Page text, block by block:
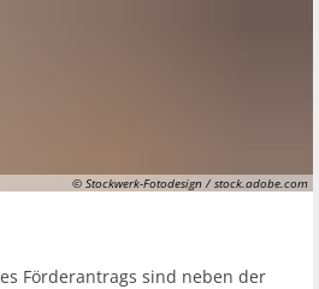
© Stockwerk-Fotodesign / stock.adobe.com
Förderantrags sind neben der